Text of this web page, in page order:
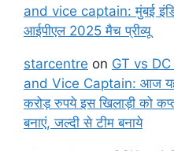
and vice captain: मुंबई
आईपीएल 2025 मैच प्रीव्यू
starcentre on GT vs
and Vice Captain: आज यह
करोड़ रुपये इस खिलाड़ी को
बनाएं, जल्दी से टीम बनाये